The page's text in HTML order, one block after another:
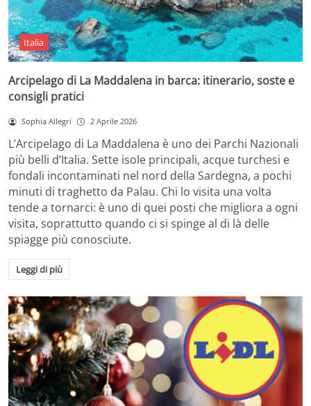
Italia
Arcipelago di La Maddalena in barca: itinerario, soste e
consigli pratici
Sophia Allegri 2 Aprile 2026
L’Arcipelago di La Maddalena è uno dei Parchi Nazionali
più belli d’Italia. Sette isole principali, acque turchesi e
fondali incontaminati nel nord della Sardegna, a pochi
minuti di traghetto da Palau. Chi lo visita una volta
tende a tornarci: è uno di quei posti che migliora a ogni
visita, soprattutto quando ci si spinge al di là delle
spiagge più conosciute.
Leggi di più